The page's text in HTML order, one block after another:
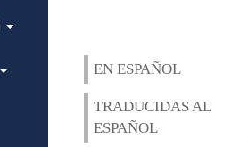
EN ESPAÑOL
TRADUCIDAS AL
ESPAÑOL